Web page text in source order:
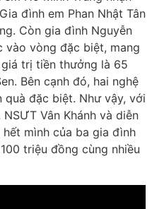
đình em Phan Nhật Tân
Còn gia đình Nguyễn
vào vòng đặc biệt, mang
trị tiền thưởng là 65
Bên cạnh đó, hai nghệ
đặc biệt. Như vậy, với
Vân Khánh và diễn
mình của ba gia đình
triệu đồng cùng nhiều